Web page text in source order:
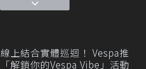
線上結合實體巡迴！ Vespa推
「解鎖你的Vespa Vibe」活動